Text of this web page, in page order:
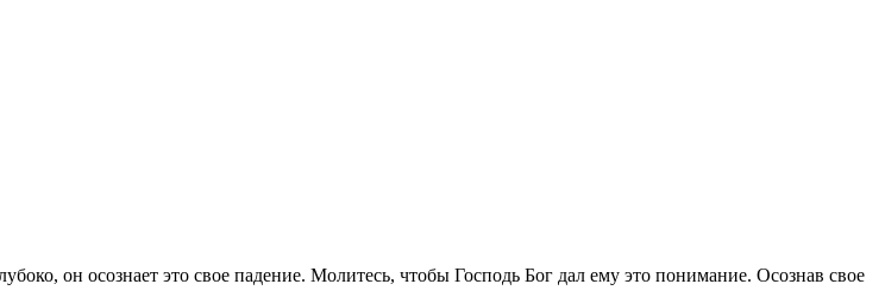
он осознает это свое падение. Молитесь, чтобы Господь Бог дал ему это понимание. Осознав свое